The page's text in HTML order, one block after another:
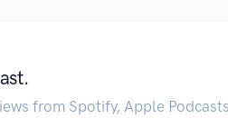
from Spotify, Apple